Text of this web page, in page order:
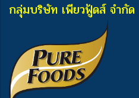
กลุ่มบริษัท เพียวฟู้ดส์ จำกัด